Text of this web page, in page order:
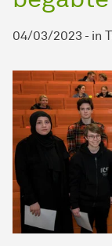
04/03/2023 - in